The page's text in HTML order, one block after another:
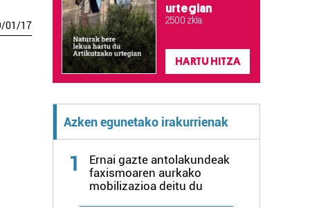
/01/17
urtegian
2.500 zkia.
HARTU HITZA
Azken egunetako irakurrienak
1
Ernai gazte antolakundeak
faxismoaren aurkako
mobilizazioa deitu du